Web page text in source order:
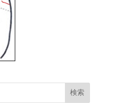
検索